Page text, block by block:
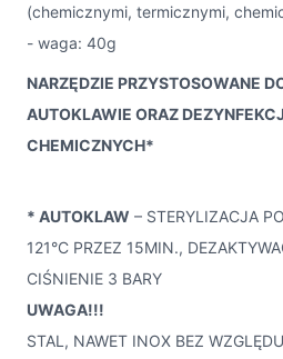
(chemicznymi, termicznymi,
- waga: 40g
NARZĘDZIE PRZYSTOSOWANE
AUTOKLAWIE ORAZ
CHEMICZNYCH*
* AUTOKLAW – STERYLIZACJA
121°C PRZEZ 15MIN.,
CIŚNIENIE 3 BARY
UWAGA!!!
STAL, NAWET INOX BEZ